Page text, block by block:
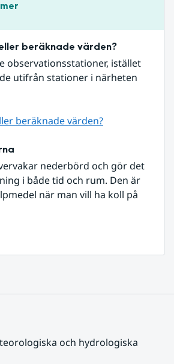
beräknade värden?
observationsstationer, istället
utifrån stationer i närheten
beräknade värden?
nederbörd och gör det
i både tid och rum. Den är
när man vill ha koll på
och hydrologiska